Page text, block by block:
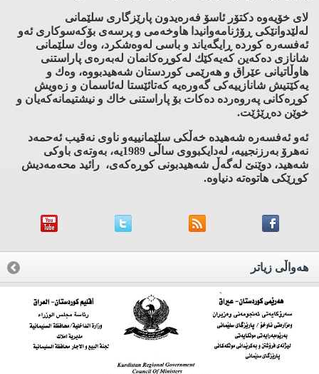
لای خۆیەوە دكتۆر ئاسۆ فەرەیدون پارێزگاری سلێمانی
لەلێدوانێكی ڕۆژنامەوانیدا هاوخەمی و پرسەی بۆكەسوكاری ئەو
ئەفسەرە كوردە ڕایگەیاند و باسی لەوەشكرد، وەك سلێمانی
شانازی دەكەین كەیەكێك لەكوڕەكانمان لەبەرەی پاراستنی
هاوڵاتیانی عێراق و هەرێمی كوردستان شەهیدبووە، وەك و
یەكێتیش شانازییەكی گەورەیە كەتائێستا لەئاسمان و زەویش
كوڕەكانی پەروەردە دەكات بۆ پاراستنی خاك و نیشتیمانەكەیان و
خوێن دەڕێژێت.
ئەو ئەفسەرە شەهیدە خەڵكی سلێمانییەو ناوی نەقیب ئەحمەد
نەهرۆ بەرزنجییە، لەدایكبووی ساڵی 1989یە، بەوتەی باوكی
شەهید، دوێنێ لەگەڵ شەهیدبونی كوڕەكەی، رائید محەمەدیش
كوڕێكی هاتوەتە دنیاوە.
هه‌واڵی زیاتر